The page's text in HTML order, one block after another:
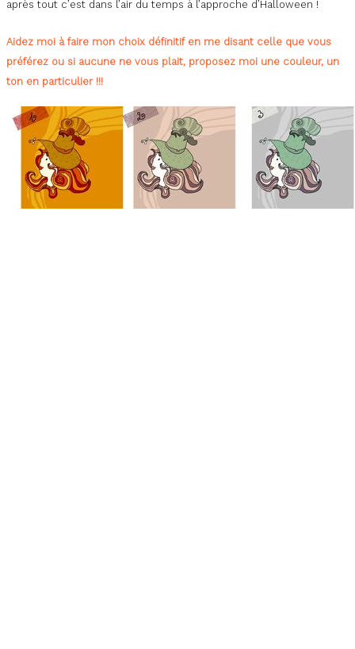
après tout c’est dans l’air du temps à l’approche d’Halloween !
Aidez moi à faire mon choix définitif en me disant celle que vous
préférez ou si aucune ne vous plait, proposez moi une couleur, un
ton en particulier !!!